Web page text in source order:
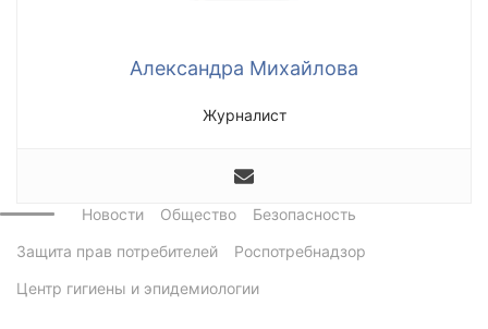
Александра Михайлова
Журналист
Новости Общество
Безопасность
Защита прав потребителей
Роспотребнадзор
Центр гигиены и эпидемиологии